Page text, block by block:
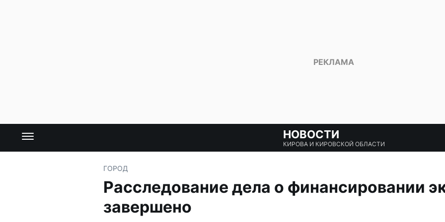
НОВОСТИ
КИРОВА И КИРОВСКОЙ ОБЛАСТИ
ГОРОД
Расследование дела о финансировании
завершено